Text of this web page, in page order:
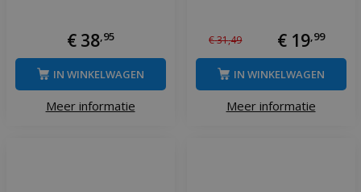
€ 38,95
Meer informatie
IN WINKELWAGEN
€31,49 € 19,99
Meer informatie
IN WINKELWAGEN